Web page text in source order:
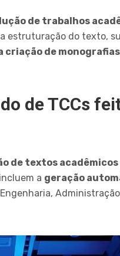
de trabalhos
estruturação do texto,
criação de monografias
de TCCs
de textos acadêmicos
a geração